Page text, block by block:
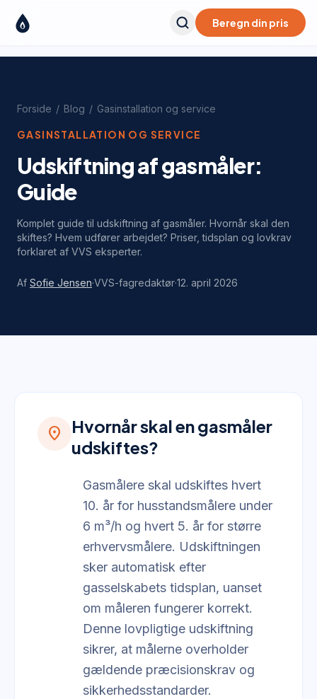
Beregn din pris
Forside / Blog / Gasinstallation og service
GASINSTALLATION OG SERVICE
Udskiftning af gasmåler:
Guide
Komplet guide til udskiftning af gasmåler. Hvornår skal den
skiftes? Hvem udfører arbejdet? Priser, tidsplan og lovkrav
forklaret af VVS eksperter.
Af Sofie Jensen·VVS-fagredaktør·12. april 2026
location_on
Hvornår skal en gasmåler
udskiftes?
Gasmålere skal udskiftes hvert
10. år for husstandsmålere under
6 m³/h og hvert 5. år for større
erhvervsmålere. Udskiftningen
sker automatisk efter
gasselskabets tidsplan, uanset
om måleren fungerer korrekt.
Denne lovpligtige udskiftning
sikrer, at målerne overholder
gældende præcisionskrav og
sikkerhedsstandarder.